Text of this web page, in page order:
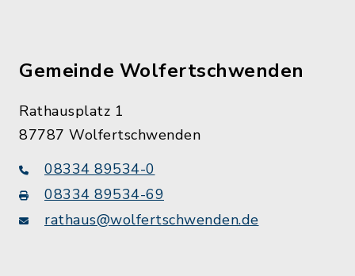
Gemeinde Wolfertschwenden
Rathausplatz 1
87787 Wolfertschwenden
08334 89534-0
08334 89534-69
rathaus@wolfertschwenden.de